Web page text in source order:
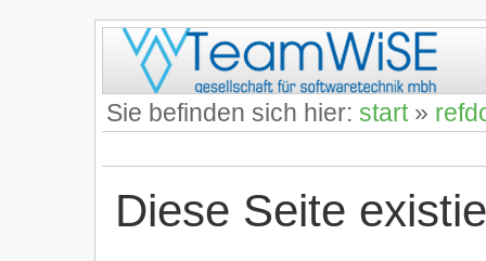
Sie befinden sich hier: start»
Diese Seite